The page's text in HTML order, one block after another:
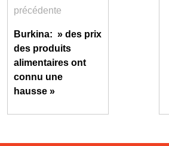
précédente
Burkina: » des prix
des produits
alimentaires ont
connu une
hausse »